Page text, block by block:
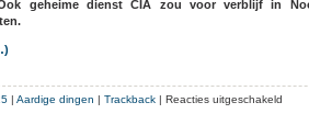
geheime dienst CIA zou voor verblijf in
| Aardige dingen | Trackback | Reacties uitgeschakeld